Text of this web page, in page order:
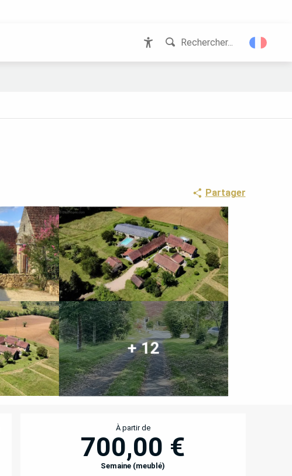
Rechercher...
Partager
+ 12
OUVERTURE ET
À partir de
700,00 €
Semaine (meublé)